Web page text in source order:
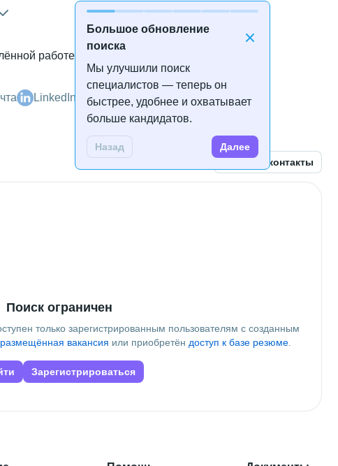
Большое обновление
поиска
Мы улучшили поиск
специалистов — теперь он
быстрее, удобнее и охватывает
больше кандидатов.
Назад Далее
работе
LinkedIn
и 11 месяцев
Открыть контакты
Поиск ограничен
только зарегистрированным пользователям с созданным
размещённая вакансия или приобретён доступ к базе резюме.
Зарегистрироваться